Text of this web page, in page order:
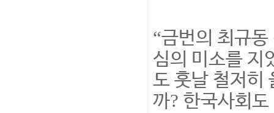
“금번의 최규
심의 미소를 지
도 훗날 철저히
까? 한국사회